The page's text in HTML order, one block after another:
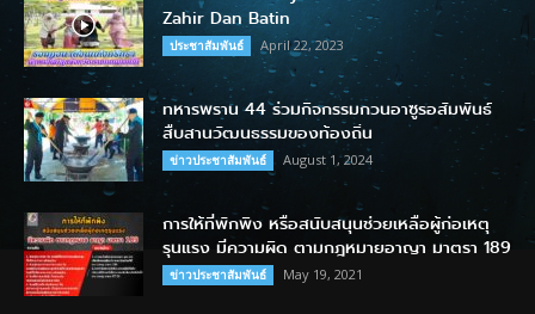
Zahir Dan Batin
ประชาสัมพันธ์ April 22, 2023
ทหารพราน 44 ร่วมกิจกรรมกวนอาซูรอสัมพันธ์
สืบสานวัฒนธรรมของท้องถิ่น
ข่าวประชาสัมพันธ์ August 1, 2024
การให้ที่พักพิง หรือสนับสนุนช่วยเหลือผู้ก่อเหตุ
รุนแรง มีความผิด ตามกฎหมายอาญา มาตรา 189
ข่าวประชาสัมพันธ์ May 19, 2021